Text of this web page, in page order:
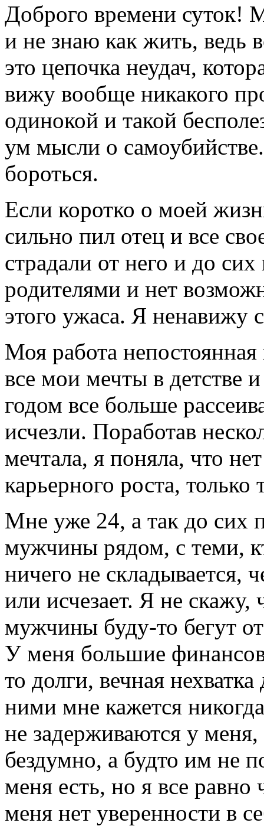
Доброго времени суток!
и не знаю как жить, ведь
это цепочка неудач,
вижу вообще никакого
одинокой и такой
ум мысли о
бороться.
Если коротко о моей
сильно пил отец и все
страдали от него и до
родителями и нет
этого ужаса. Я ненавижу
Моя работа
все мои мечты в детстве
годом все больше
исчезли. Поработав
мечтала, я поняла, что
карьерного роста, только
Мне уже 24, а так до сих
мужчины рядом, с теми,
ничего не складывается,
или исчезает. Я не скажу,
мужчины буду-то бегут
У меня большие
то долги, вечная
ними мне кажется
не задерживаются у
бездумно, а будто им не
меня есть, но я все
меня нет уверенности в